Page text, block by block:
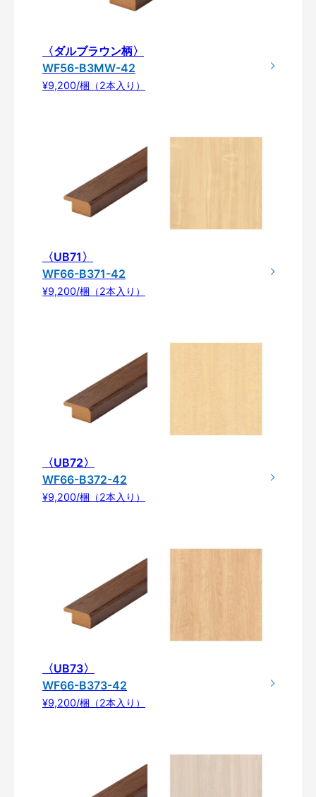
〈ダルブラウン柄〉
WF56-B3MW-42
¥9,200/梱（2本入り）
〈UB71〉
WF66-B371-42
¥9,200/梱（2本入り）
〈UB72〉
WF66-B372-42
¥9,200/梱（2本入り）
〈UB73〉
WF66-B373-42
¥9,200/梱（2本入り）